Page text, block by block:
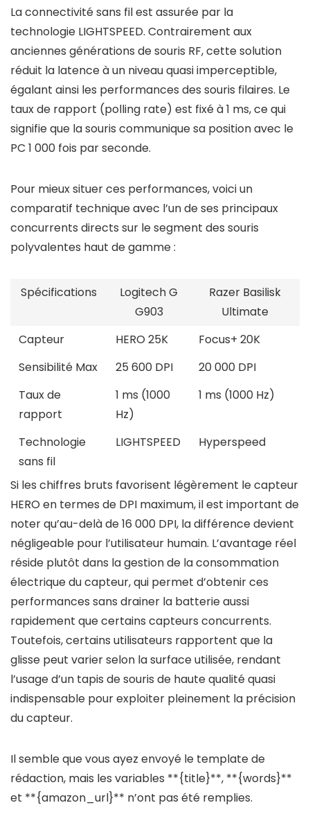
La connectivité sans fil est assurée par la
technologie LIGHTSPEED. Contrairement aux
anciennes générations de souris RF, cette solution
réduit la latence à un niveau quasi imperceptible,
égalant ainsi les performances des souris filaires. Le
taux de rapport (polling rate) est fixé à 1 ms, ce qui
signifie que la souris communique sa position avec le
PC 1 000 fois par seconde.
Pour mieux situer ces performances, voici un
comparatif technique avec l’un de ses principaux
concurrents directs sur le segment des souris
polyvalentes haut de gamme :
Spécifications
Logitech G
G903
Razer Basilisk
Ultimate
Capteur
HERO 25K
Focus+ 20K
Sensibilité Max
25 600 DPI
20 000 DPI
Taux de
rapport
1 ms (1000
Hz)
1 ms (1000 Hz)
Technologie
sans fil
LIGHTSPEED Hyperspeed
Si les chiffres bruts favorisent légèrement le capteur
HERO en termes de DPI maximum, il est important de
noter qu’au-delà de 16 000 DPI, la différence devient
négligeable pour l’utilisateur humain. L’avantage réel
réside plutôt dans la gestion de la consommation
électrique du capteur, qui permet d’obtenir ces
performances sans drainer la batterie aussi
rapidement que certains capteurs concurrents.
Toutefois, certains utilisateurs rapportent que la
glisse peut varier selon la surface utilisée, rendant
l’usage d’un tapis de souris de haute qualité quasi
indispensable pour exploiter pleinement la précision
du capteur.
Il semble que vous ayez envoyé le template de
rédaction, mais les variables **{title}**, **{words}**
et **{amazon_url}** n’ont pas été remplies.